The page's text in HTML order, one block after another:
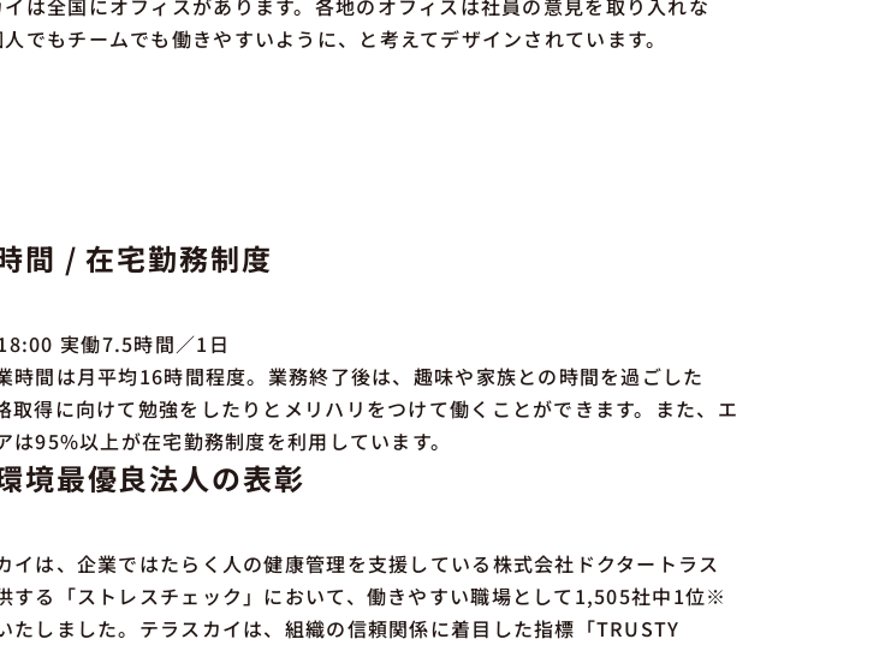
でもチームでも働きやすいように、と考えてデザインされています。
間 / 在宅勤務制度
実働7.5時間／1日
時間は月平均16時間程度。業務終了後は、趣味や家族との時間を過ごした
取得に向けて勉強をしたりとメリハリをつけて働くことができます。また、エ
は95%以上が在宅勤務制度を利用しています。
境最優良法人の表彰
イは、企業ではたらく人の健康管理を支援している株式会社ドクタートラス
する「ストレスチェック」において、働きやすい職場として1,505社中1位※
たしました。テラスカイは、組織の信頼関係に着目した指標「TRUSTY